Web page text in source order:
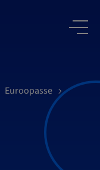
Euroopasse